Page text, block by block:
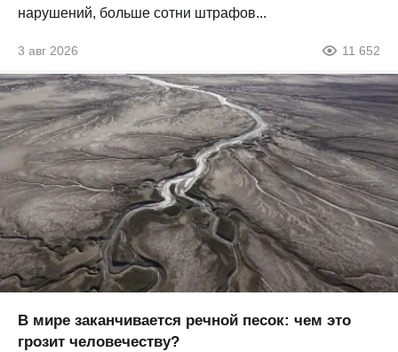
нарушений, больше сотни штрафов...
3 авг 2026 11 652
В мире заканчивается речной песок: чем это
грозит человечеству?